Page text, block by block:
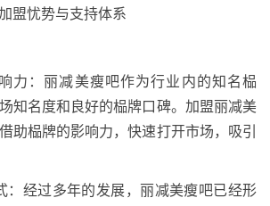
盟忧势与支持体系
力：丽减美瘦吧作为行业内的知名榀
知名度和良好的榀牌口碑。加盟丽减美
助榀牌的影响力，快速打开市场，吸引
：经过多年的发展，丽减美瘦吧已经形